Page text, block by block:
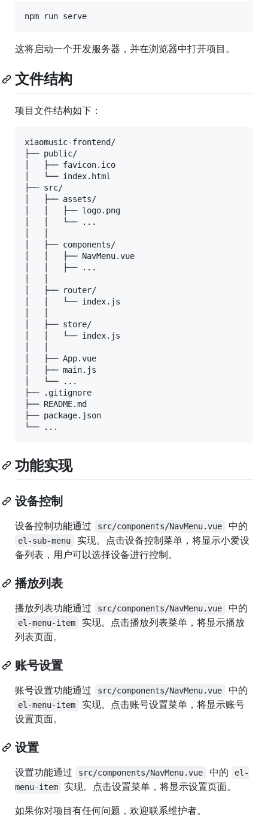
npm run serve
这将启动一个开发服务器，并在浏览器中打开项目。
文件结构
项目文件结构如下：
xiaomusic-frontend/
├── public/
│   ├── favicon.ico
│   └── index.html
├── src/
│   ├── assets/
│   │   ├── logo.png
│   │   └── ...
│   ├── components/
│   │   ├── NavMenu.vue
│   │   ├── ...
│   ├── router/
│   │   └── index.js
│   ├── store/
│   │   └── index.js
│   ├── App.vue
│   ├── main.js
│   └── ...
├── .gitignore
├── README.md
├── package.json
功能实现
设备控制
设备控制功能通过 src/components/NavMenu.vue 中的
el-sub-menu
实现。点击设备控制菜单，将显示小爱设
备列表，用户可以选择设备进行控制。
播放列表
播放列表功能通过 src/components/NavMenu.vue 中的
el-menu-item
实现。点击播放列表菜单，将显示播放
列表页面。
账号设置
账号设置功能通过 src/components/NavMenu.vue 中的
el-menu-item
实现。点击账号设置菜单，将显示账号
设置页面。
设置
设置功能通过 src/components/NavMenu.vue 中的
el-
menu-item
实现。点击设置菜单，将显示设置页面。
如果你对项目有任何问题，欢迎联系维护者。